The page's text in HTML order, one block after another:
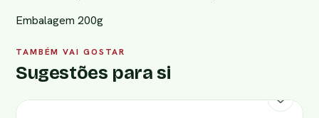
Embalagem 200g
TAMBÉM VAI GOSTAR
Sugestões para si